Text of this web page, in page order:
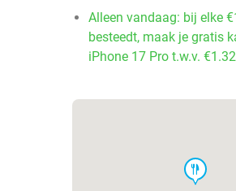
Alleen vandaag: bij elke
besteedt, maak je gratis
iPhone 17 Pro t.w.v.
food